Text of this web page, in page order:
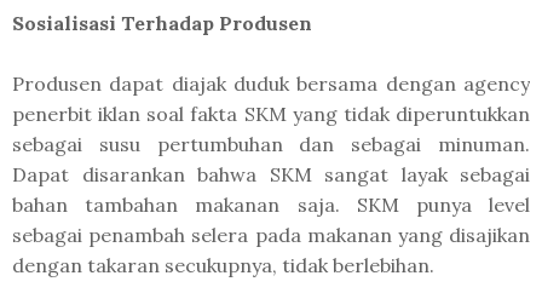
Sosialisasi Terhadap Produsen
Produsen dapat diajak duduk bersama dengan agency
penerbit iklan soal fakta SKM yang tidak diperuntukkan
sebagai susu pertumbuhan dan sebagai minuman.
Dapat disarankan bahwa SKM sangat layak sebagai
bahan tambahan makanan saja. SKM punya level
sebagai penambah selera pada makanan yang disajikan
dengan takaran secukupnya, tidak berlebihan.